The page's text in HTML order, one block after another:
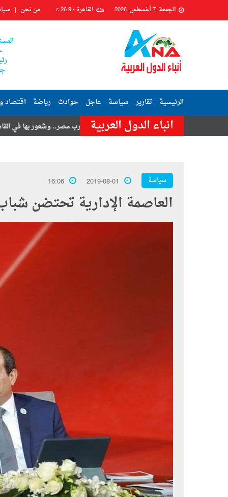
الجمعة, 7 أغسطس, 2026 القاهرة -26.9
C من نحن
الرئيسية تقارير سياسة عاجل حوادث رياضة اقتصاد
انباء الدول العربية
هزة أرضية تضرب مصر.. وشعور بها في القاهرة وعدة محافظات
سياسة 2019-08-01
16:06
العاصمة الإدارية تحتضن